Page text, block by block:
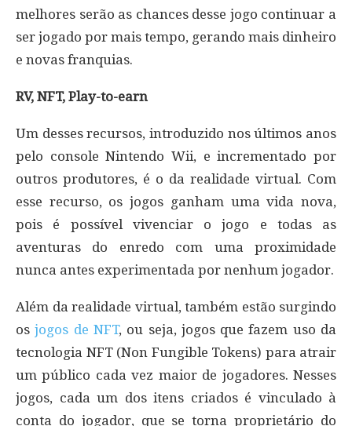
melhores serão as chances desse jogo continuar a
ser jogado por mais tempo, gerando mais dinheiro
e novas franquias.
RV, NFT, Play-to-earn
Um desses recursos, introduzido nos últimos anos
pelo console Nintendo Wii, e incrementado por
outros produtores, é o da realidade virtual. Com
esse recurso, os jogos ganham uma vida nova,
pois é possível vivenciar o jogo e todas as
aventuras do enredo com uma proximidade
nunca antes experimentada por nenhum jogador.
Além da realidade virtual, também estão surgindo
osjogos de NFT, ou seja, jogos que fazem uso da
tecnologia NFT (Non Fungible Tokens) para atrair
um público cada vez maior de jogadores. Nesses
jogos, cada um dos itens criados é vinculado à
conta do jogador, que se torna proprietário do